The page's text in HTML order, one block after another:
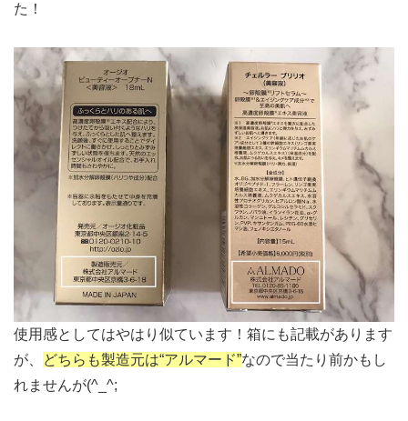
た！
使用感としてはやはり似ています！箱にも記載があります
が、
どちらも製造元は“アルマード”なので当たり前かもし
れませんが(^_^;